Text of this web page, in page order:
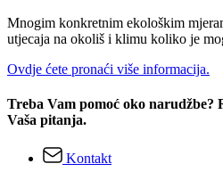
Mnogim konkretnim ekološkim
utjecaja na okoliš i klimu koliko je
Ovdje ćete pronaći više informacija.
Treba Vam pomoć oko narudžbe?
Vaša pitanja.
Kontakt